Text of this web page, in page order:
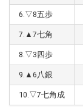
6.▽8五歩
7.▲7七角
8.▽3四歩
9.▲6八銀
10.▽7七角成